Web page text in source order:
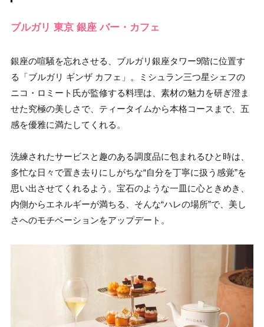
ブルガリ 東京 銀座 バー・カフェ
銀座の喧騒を忘れさせる、ブルガリ銀座タワー9階に位置す
る「ブルガリ ギンザ カフェ」。ミシュラン三つ星シェフの
ニコ・ロミート氏が監修する料理は、素材の魅力を研ぎ澄ま
せた究極の美しさで、ティータイムから本格コースまで、五
感を優雅に満たしてくれる。
洗練されたサービスと趣のある調度品に包まれるひと時は、
多忙な日々で置き去りにしがちな“自分を丁寧に扱う感覚”を
思い出させてくれるよう。宝石のような一皿に心ときめき、
内側からエネルギーが満ちる、そんな“ハレの場所”で、美し
さへのモチベーションをアップデート。